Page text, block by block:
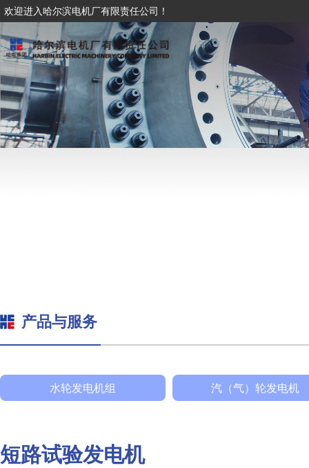
欢迎进入哈尔滨电机厂有限责任公司！
产品与服务
水轮发电机组 汽（气）轮发电机
短路试验发电机